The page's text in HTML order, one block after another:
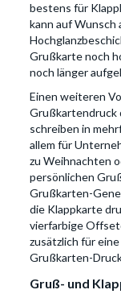
bestens für
kann auf Wunsch
Grußkarte noch
noch länger
Einen weiteren
Grußkartendruck
schreiben in
allem für
zu Weihnachten
persönlichen
Grußkarten-
die Klappkarte
vierfarbige
zusätzlich für
Grußkarten-
Gruß- und